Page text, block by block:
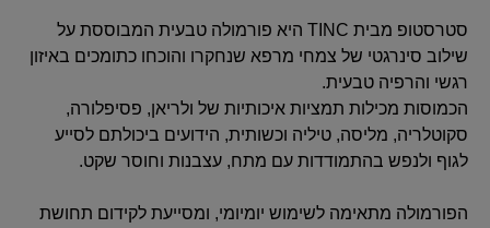
סטרסטופ מבית TINC היא פורמולה טבעית המבוססת על
שילוב סינרגטי של צמחי מרפא שנחקרו והוכחו כתומכים באיזון
רגשי והרפיה טבעית.
הכמוסות מכילות תמציות איכותיות של ולריאן, פסיפלורה,
סקוטלריה, מליסה, טיליה וכשותית, הידועים ביכולתם לסייע
לגוף ולנפש בהתמודדות עם מתח, עצבנות וחוסר שקט.
הפורמולה מתאימה לשימוש יומיומי, ומסייעת לקידום תחושת